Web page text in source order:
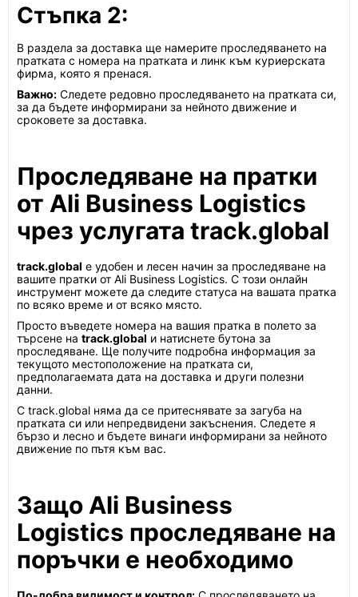
Стъпка 2:
В раздела за доставка ще намерите проследяването на
пратката с номера на пратката и линк към куриерската
фирма, която я пренася.
Важно: Следете редовно проследяването на пратката си,
за да бъдете информирани за нейното движение и
сроковете за доставка.
Проследяване на пратки
от Ali Business Logistics
чрез услугата track.global
track.global е удобен и лесен начин за проследяване на
вашите пратки от Ali Business Logistics. С този онлайн
инструмент можете да следите статуса на вашата пратка
по всяко време и от всяко място.
Просто въведете номера на вашия пратка в полето за
търсене на track.global и натиснете бутона за
проследяване. Ще получите подробна информация за
текущото местоположение на пратката си,
предполагаемата дата на доставка и други полезни
данни.
С track.global няма да се притеснявате за загуба на
пратката си или непредвидени закъснения. Следете я
бързо и лесно и бъдете винаги информирани за нейното
движение по пътя към вас.
Защо Ali Business
Logistics проследяване на
поръчки е необходимо